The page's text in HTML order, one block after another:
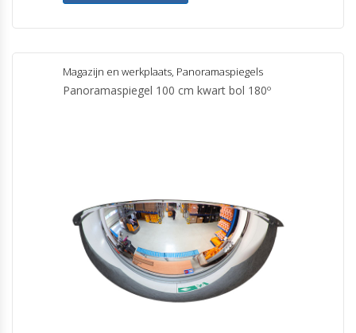
Magazijn en werkplaats, Panoramaspiegels
Panoramaspiegel 100 cm kwart bol 180º